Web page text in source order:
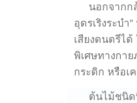
นอกจากก
อุดรเริงระบ
เสียงดนตรีไ
พิเศษทางกา
กระดิก หรือเ
ต้นไม้ชนิด